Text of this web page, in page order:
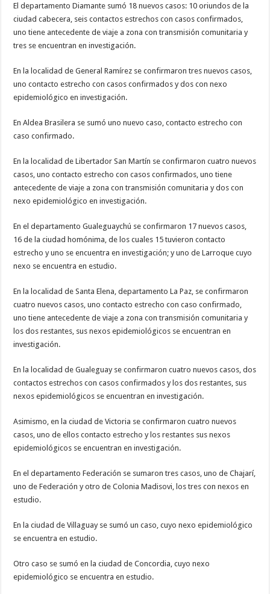
El departamento Diamante sumó 18 nuevos casos: 10 oriundos de la
ciudad cabecera, seis contactos estrechos con casos confirmados,
uno tiene antecedente de viaje a zona con transmisión comunitaria y
tres se encuentran en investigación.
En la localidad de General Ramírez se confirmaron tres nuevos casos,
uno contacto estrecho con casos confirmados y dos con nexo
epidemiológico en investigación.
En Aldea Brasilera se sumó uno nuevo caso, contacto estrecho con
caso confirmado.
En la localidad de Libertador San Martín se confirmaron cuatro nuevos
casos, uno contacto estrecho con casos confirmados, uno tiene
antecedente de viaje a zona con transmisión comunitaria y dos con
nexo epidemiológico en investigación.
En el departamento Gualeguaychú se confirmaron 17 nuevos casos,
16 de la ciudad homónima, de los cuales 15 tuvieron contacto
estrecho y uno se encuentra en investigación; y uno de Larroque cuyo
nexo se encuentra en estudio.
En la localidad de Santa Elena, departamento La Paz, se confirmaron
cuatro nuevos casos, uno contacto estrecho con caso confirmado,
uno tiene antecedente de viaje a zona con transmisión comunitaria y
los dos restantes, sus nexos epidemiológicos se encuentran en
investigación.
En la localidad de Gualeguay se confirmaron cuatro nuevos casos, dos
contactos estrechos con casos confirmados y los dos restantes, sus
nexos epidemiológicos se encuentran en investigación.
Asimismo, en la ciudad de Victoria se confirmaron cuatro nuevos
casos, uno de ellos contacto estrecho y los restantes sus nexos
epidemiológicos se encuentran en investigación.
En el departamento Federación se sumaron tres casos, uno de Chajarí,
uno de Federación y otro de Colonia Madisovi, los tres con nexos en
estudio.
En la ciudad de Villaguay se sumó un caso, cuyo nexo epidemiológico
se encuentra en estudio.
Otro caso se sumó en la ciudad de Concordia, cuyo nexo
epidemiológico se encuentra en estudio.